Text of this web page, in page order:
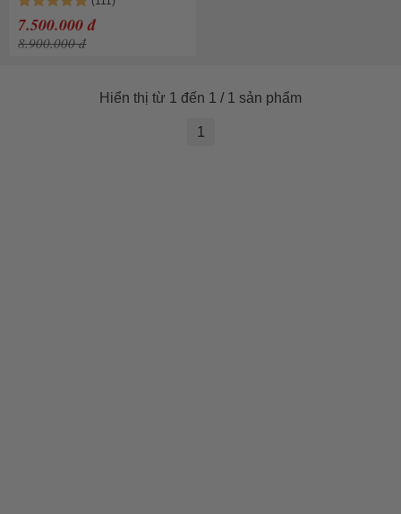
7.500.000 đ
8.900.000 đ
Hiển thị từ 1 đến 1 / 1 sản phẩm
1